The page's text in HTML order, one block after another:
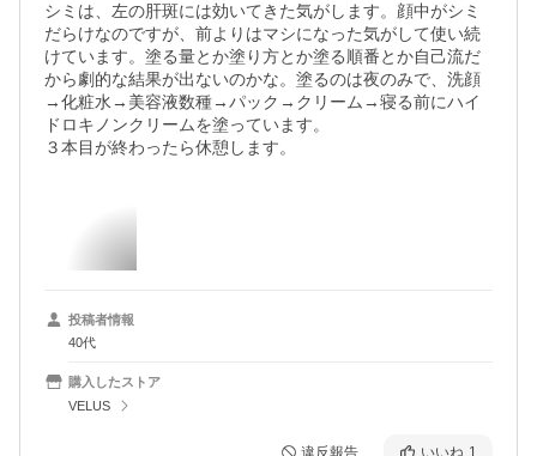
シミは、左の肝斑には効いてきた気がします。顔中がシミ
だらけなのですが、前よりはマシになった気がして使い続
けています。塗る量とか塗り方とか塗る順番とか自己流だ
から劇的な結果が出ないのかな。塗るのは夜のみで、洗顔
→化粧水→美容液数種→パック→クリーム→寝る前にハイ
ドロキノンクリームを塗っています。
３本目が終わったら休憩します。
投稿者情報
40代
購入したストア
VELUS
違反報告 いいね 1